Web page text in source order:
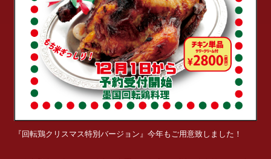
『回転鶏クリスマス特別バージョン』今年もご用意致しました！